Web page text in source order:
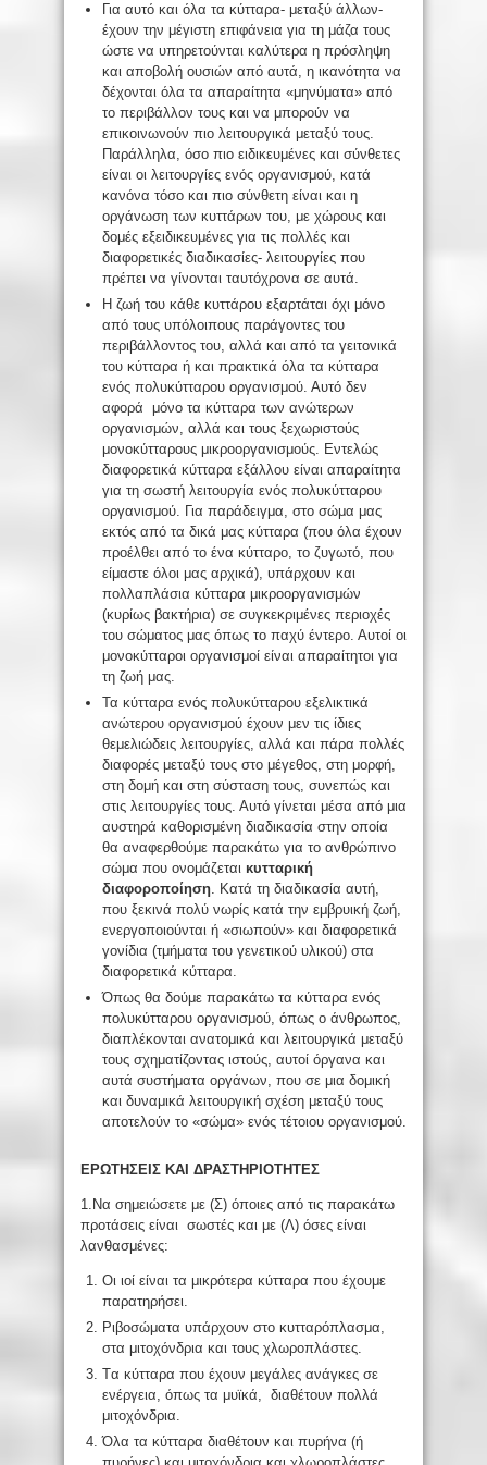
Για αυτό και όλα τα κύτταρα- μεταξύ άλλων-
έχουν την μέγιστη επιφάνεια για τη μάζα τους
ώστε να υπηρετούνται καλύτερα η πρόσληψη
και αποβολή ουσιών από αυτά, η ικανότητα να
δέχονται όλα τα απαραίτητα «μηνύματα» από
το περιβάλλον τους και να μπορούν να
επικοινωνούν πιο λειτουργικά μεταξύ τους.
Παράλληλα, όσο πιο ειδικευμένες και σύνθετες
είναι οι λειτουργίες ενός οργανισμού, κατά
κανόνα τόσο και πιο σύνθετη είναι και η
οργάνωση των κυττάρων του, με χώρους και
δομές εξειδικευμένες για τις πολλές και
διαφορετικές διαδικασίες- λειτουργίες που
πρέπει να γίνονται ταυτόχρονα σε αυτά.
Η ζωή του κάθε κυττάρου εξαρτάται όχι μόνο
από τους υπόλοιπους παράγοντες του
περιβάλλοντος του, αλλά και από τα γειτονικά
του κύτταρα ή και πρακτικά όλα τα κύτταρα
ενός πολυκύτταρου οργανισμού. Αυτό δεν
αφορά μόνο τα κύτταρα των ανώτερων
οργανισμών, αλλά και τους ξεχωριστούς
μονοκύτταρους μικροοργανισμούς. Εντελώς
διαφορετικά κύτταρα εξάλλου είναι απαραίτητα
για τη σωστή λειτουργία ενός πολυκύτταρου
οργανισμού. Για παράδειγμα, στο σώμα μας
εκτός από τα δικά μας κύτταρα (που όλα έχουν
προέλθει από το ένα κύτταρο, το ζυγωτό, που
είμαστε όλοι μας αρχικά), υπάρχουν και
πολλαπλάσια κύτταρα μικροοργανισμών
(κυρίως βακτήρια) σε συγκεκριμένες περιοχές
του σώματος μας όπως το παχύ έντερο. Αυτοί οι
μονοκύτταροι οργανισμοί είναι απαραίτητοι για
τη ζωή μας.
Τα κύτταρα ενός πολυκύτταρου εξελικτικά
ανώτερου οργανισμού έχουν μεν τις ίδιες
θεμελιώδεις λειτουργίες, αλλά και πάρα πολλές
διαφορές μεταξύ τους στο μέγεθος, στη μορφή,
στη δομή και στη σύσταση τους, συνεπώς και
στις λειτουργίες τους. Αυτό γίνεται μέσα από μια
αυστηρά καθορισμένη διαδικασία στην οποία
θα αναφερθούμε παρακάτω για το ανθρώπινο
σώμα που ονομάζεται κυτταρική
διαφοροποίηση. Κατά τη διαδικασία αυτή,
που ξεκινά πολύ νωρίς κατά την εμβρυική ζωή,
ενεργοποιούνται ή «σιωπούν» και διαφορετικά
γονίδια (τμήματα του γενετικού υλικού) στα
διαφορετικά κύτταρα.
Όπως θα δούμε παρακάτω τα κύτταρα ενός
πολυκύτταρου οργανισμού, όπως ο άνθρωπος,
διαπλέκονται ανατομικά και λειτουργικά μεταξύ
τους σχηματίζοντας ιστούς, αυτοί όργανα και
αυτά συστήματα οργάνων, που σε μια δομική
και δυναμικά λειτουργική σχέση μεταξύ τους
αποτελούν το «σώμα» ενός τέτοιου οργανισμού.
ΕΡΩΤΗΣΕΙΣ ΚΑΙ ΔΡΑΣΤΗΡΙΟΤΗΤΕΣ
1.Να σημειώσετε με (Σ) όποιες από τις παρακάτω
προτάσεις είναι σωστές και με (Λ) όσες είναι
λανθασμένες:
Οι ιοί είναι τα μικρότερα κύτταρα που έχουμε
παρατηρήσει.
Ριβοσώματα υπάρχουν στο κυτταρόπλασμα,
στα μιτοχόνδρια και τους χλωροπλάστες.
Tα κύτταρα που έχουν μεγάλες ανάγκες σε
ενέργεια, όπως τα μυϊκά, διαθέτουν πολλά
μιτοχόνδρια.
Όλα τα κύτταρα διαθέτουν και πυρήνα (ή